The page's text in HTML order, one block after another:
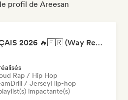
profil de Areesan
RAP FRANÇAIS 2026 🔥🇫🇷 (Way Records)
Rap / Hip Hop
Drill / JerseyHip-hop
impactante(s)